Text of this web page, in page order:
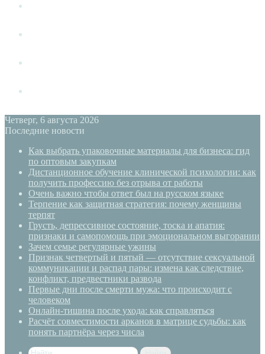
Четверг, 6 августа 2026
Последние новости
Как выбрать упаковочные материалы для бизнеса: гид
по оптовым закупкам
Дистанционное обучение клинической психологии: как
получить профессию без отрыва от работы
Очень важно чтобы ответ был на русском языке
Терпение как защитная стратегия: почему женщины
терпят
Грусть, депрессивное состояние, тоска и апатия:
признаки и самопомощь при эмоциональном выгорании
Зачем семье регулярные ужины
Признак четвертый и пятый — отсутствие сексуальной
коммуникации и распад пары: измена как следствие,
конфликт, предвестники развода
Первые дни после смерти мужа: что происходит с
человеком
Онлайн-тишина после ухода: как справляться
Расчёт совместимости арканов в матрице судьбы: как
понять партнёра через числа